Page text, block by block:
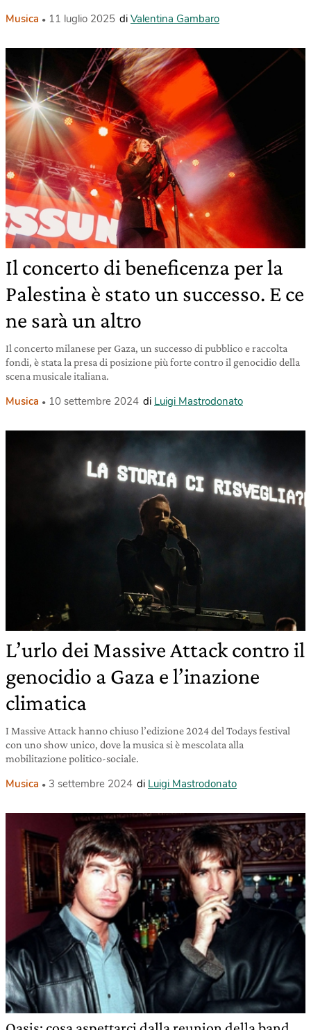
Musica 11 luglio 2025 di Valentina Gambaro
Il concerto di beneficenza per la
Palestina è stato un successo. E ce
ne sarà un altro
Il concerto milanese per Gaza, un successo di pubblico e raccolta
fondi, è stata la presa di posizione più forte contro il genocidio della
scena musicale italiana.
Musica 10 settembre 2024 di Luigi Mastrodonato
L’urlo dei Massive Attack contro il
genocidio a Gaza e l’inazione
climatica
I Massive Attack hanno chiuso l’edizione 2024 del Todays festival
con uno show unico, dove la musica si è mescolata alla
mobilitazione politico-sociale.
Musica 3 settembre 2024 di Luigi Mastrodonato